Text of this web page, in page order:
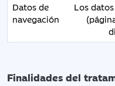
Datos de
navegación
Los
Finalidades del